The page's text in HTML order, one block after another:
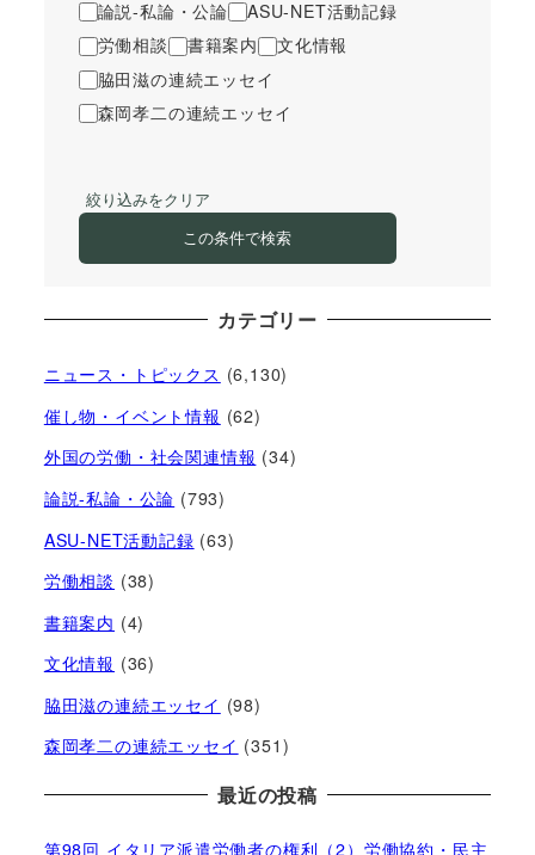
論説-私論・公論
ASU-NET活動記録
労働相談
書籍案内
文化情報
脇田滋の連続エッセイ
森岡孝二の連続エッセイ
絞り込みをクリア
この条件で検索
カテゴリー
ニュース・トピックス (6,130)
催し物・イベント情報 (62)
外国の労働・社会関連情報 (34)
論説-私論・公論 (793)
ASU-NET活動記録 (63)
労働相談 (38)
書籍案内 (4)
文化情報 (36)
脇田滋の連続エッセイ (98)
森岡孝二の連続エッセイ (351)
最近の投稿
第98回 イタリア派遣労働者の権利（2）労働協約・民主